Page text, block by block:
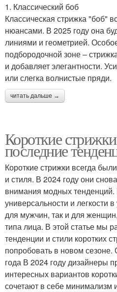
1. Классический боб
Классическая стрижка "боб"
нюансами. В 2025 году она
линиями и геометрией.
подбородочной зоне –
и добавляет элегантности.
или слегка волнистые пряди.
читать дальше →
Короткие
последние
Короткие стрижки всегда
и стиля. В 2024 году они
внимания модных тенденций.
универсальности и легкости
для мужчин, так и для
типа лица. В этой статье мы
тенденции и стили коротких
попробовать в новом
года В 2024 году дизайнеры
интересных вариантов
сочетают в себе минимализм